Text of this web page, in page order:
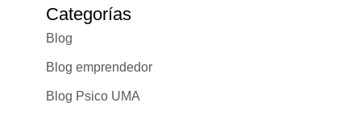
Categorías
Blog
Blog emprendedor
Blog Psico UMA